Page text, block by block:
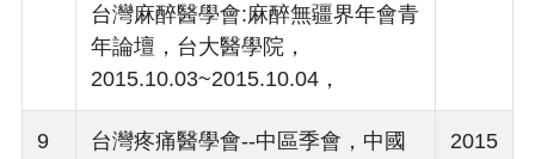
台灣麻醉醫學會:麻醉無疆界年會青
年論壇，台大醫學院，
2015.10.03~2015.10.04，
9
台灣疼痛醫學會--中區季會，中國
2015